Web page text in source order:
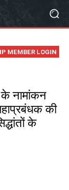
MEMBER LOGIN
के नामांकन
की
के